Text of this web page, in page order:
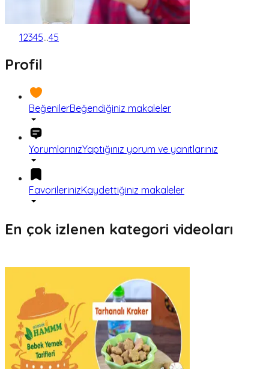
12345...45
Profil
BeğenilerBeğendiğiniz makaleler
YorumlarınızYaptığınız yorum ve yanıtlarınız
FavorilerinizKaydettiğiniz makaleler
En çok izlenen kategori videoları